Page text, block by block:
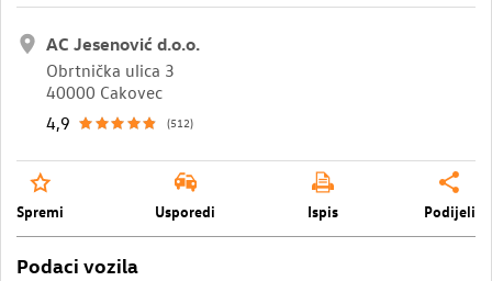
AC Jesenović d.o.o.
Obrtnička ulica 3
40000 Cakovec
4,9
(512)
Spremi Usporedi Ispis Podijeli
Podaci vozila